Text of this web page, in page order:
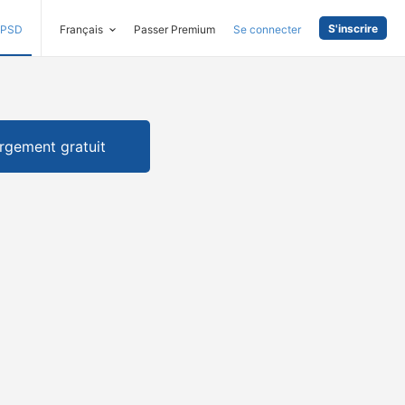
PSD Français Passer Premium Se connecter S'inscrire
gratuit